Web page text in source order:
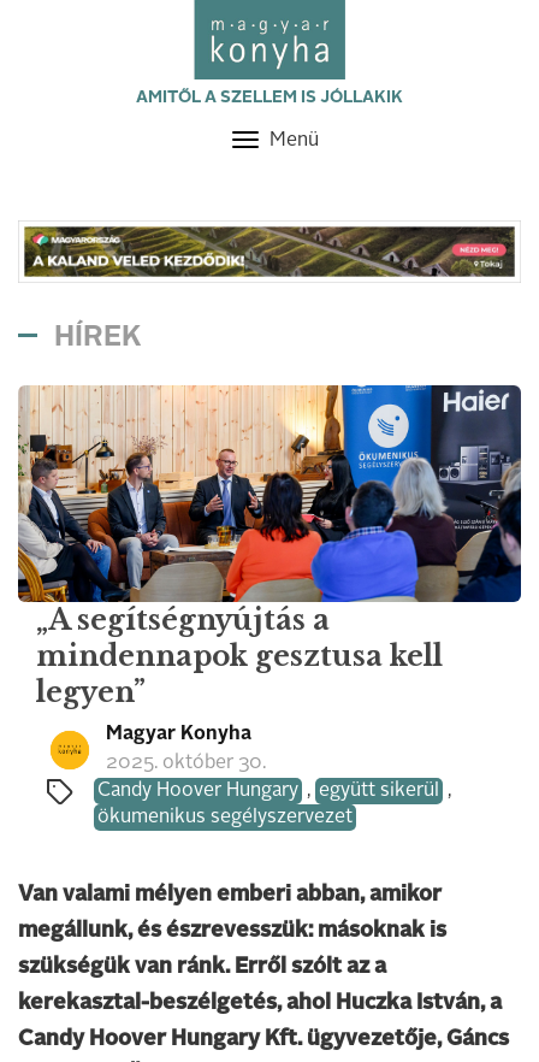
AMITŐL A SZELLEM IS JÓLLAKIK
Toggle
Menü
HÍREK
„A segítségnyújtás a
mindennapok gesztusa kell
legyen”
Magyar Konyha
2025. október 30.
Candy Hoover Hungary , együtt sikerül
,
ökumenikus segélyszervezet
Van valami mélyen emberi abban, amikor
megállunk, és észrevesszük: másoknak is
szükségük van ránk. Erről szólt az a
kerekasztal-beszélgetés, ahol Huczka István, a
Candy Hoover Hungary Kft. ügyvezetője, Gáncs